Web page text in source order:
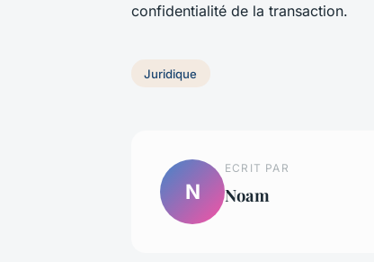
confidentialité de la transaction.
Juridique
N
ECRIT PAR
Noam